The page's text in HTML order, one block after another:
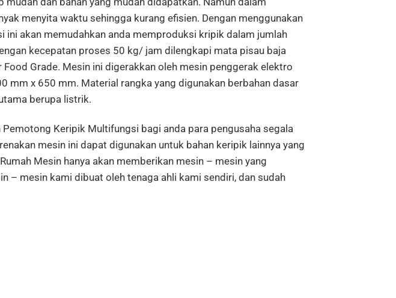
menyita waktu sehingga kurang efisien. Dengan menggunakan
akan memudahkan anda memproduksi kripik dalam jumlah
kecepatan proses 50 kg/ jam dilengkapi mata pisau baja
Grade. Mesin ini digerakkan oleh mesin penggerak elektro
mm x 650 mm. Material rangka yang digunakan berbahan dasar
berupa listrik.
Pemotong Keripik Multifungsi bagi anda para pengusaha segala
mesin ini dapat digunakan untuk bahan keripik lainnya yang
Rumah Mesin hanya akan memberikan mesin – mesin yang
– mesin kami dibuat oleh tenaga ahli kami sendiri, dan sudah